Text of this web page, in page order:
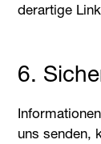
derartige
6.
uns senden,